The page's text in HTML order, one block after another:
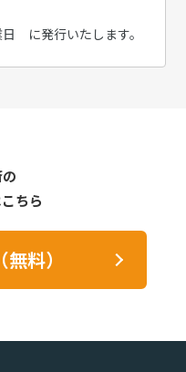
に発行いたします。
ちら
料）